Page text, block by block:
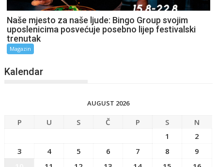
Naše mjesto za naše ljude: Bingo Group svojim
uposlenicima posvećuje posebno lijep festivalski
trenutak
Magazin
Kalendar
AUGUST 2026
P U S Č P S
N
1
2
3
4 5 6 7 8
9